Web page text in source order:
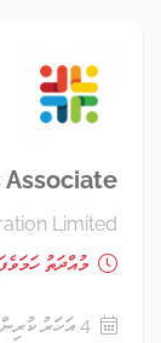
Associate
Limited
މުއްދަތު
4 އަހަރު ކުރިން